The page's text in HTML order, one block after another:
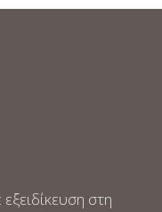
στη